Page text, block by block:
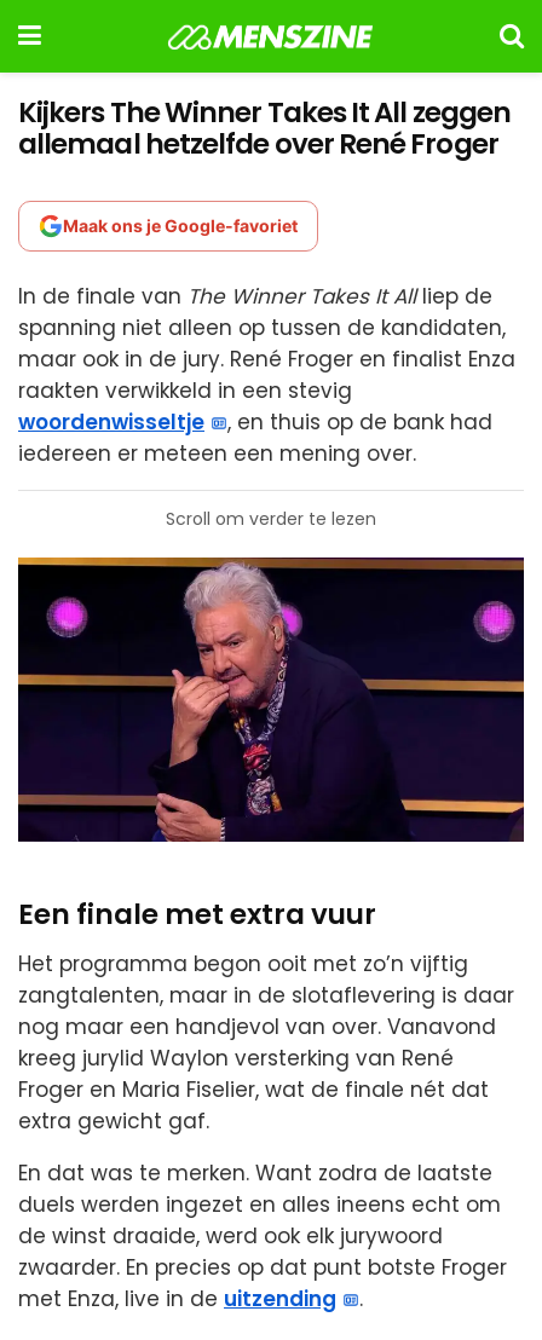
Kijkers The Winner Takes It All zeggen
allemaal hetzelfde over René Froger
Maak ons je Google-favoriet
In de finale van The Winner Takes It Allliep de
spanning niet alleen op tussen de kandidaten,
maar ook in de jury. René Froger en finalist Enza
raakten verwikkeld in een stevig
woordenwisseltje
, en thuis op de bank had
iedereen er meteen een mening over.
Scroll om verder te lezen
Een finale met extra vuur
Het programma begon ooit met zo’n vijftig
zangtalenten, maar in de slotaflevering is daar
nog maar een handjevol van over. Vanavond
kreeg jurylid Waylon versterking van René
Froger en Maria Fiselier, wat de finale nét dat
extra gewicht gaf.
En dat was te merken. Want zodra de laatste
duels werden ingezet en alles ineens echt om
de winst draaide, werd ook elk jurywoord
zwaarder. En precies op dat punt botste Froger
met Enza, live in de uitzending .